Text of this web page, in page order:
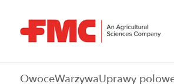
OwoceWarzywaUprawy